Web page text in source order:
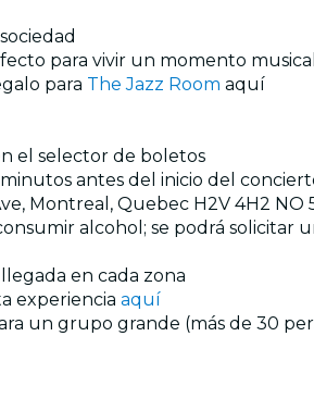
para vivir un momento
para The Jazz Room aquí
el selector de boletos
antes del inicio del
Montreal, Quebec H2V 4H2
alcohol; se podrá solicitar
en cada zona
experiencia aquí
un grupo grande (más de 30